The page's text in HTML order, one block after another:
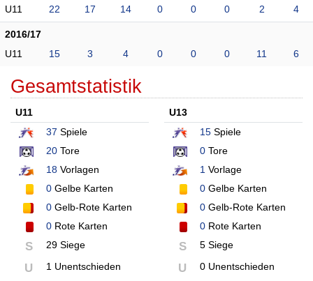
U11
22 17 14 0 0 0 2 4
2016/17
U11
15 3 4 0 0 0 11 6
Gesamtstatistik
U11
37 Spiele
20 Tore
18 Vorlagen
0 Gelbe Karten
0 Gelb-Rote Karten
0 Rote Karten
S 29 Siege
U 1 Unentschieden
U13
15Spiele
0Tore
1Vorlage
0Gelbe Karten
0Gelb-Rote Karten
0Rote Karten
S 5 Siege
U 0 Unentschieden